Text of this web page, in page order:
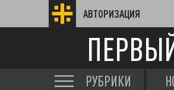
АВТОРИЗАЦИЯ
РУБРИКИ